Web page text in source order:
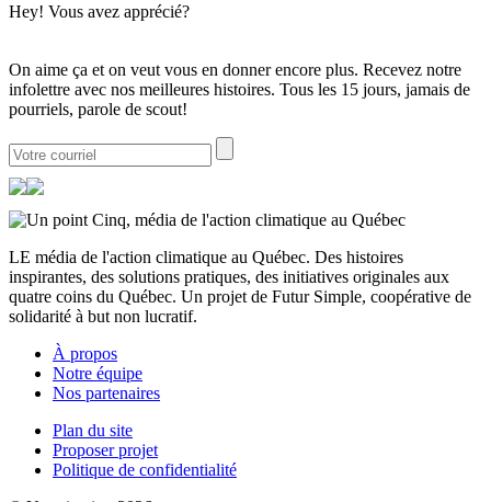
Hey! Vous avez apprécié?
On aime ça et on veut vous en donner encore plus. Recevez notre
infolettre avec nos meilleures histoires. Tous les 15 jours, jamais de
pourriels, parole de scout!
LE média de l'action climatique au Québec. Des histoires
inspirantes, des solutions pratiques, des initiatives originales aux
quatre coins du Québec. Un projet de Futur Simple, coopérative de
solidarité à but non lucratif.
À propos
Notre équipe
Nos partenaires
Plan du site
Proposer projet
Politique de confidentialité